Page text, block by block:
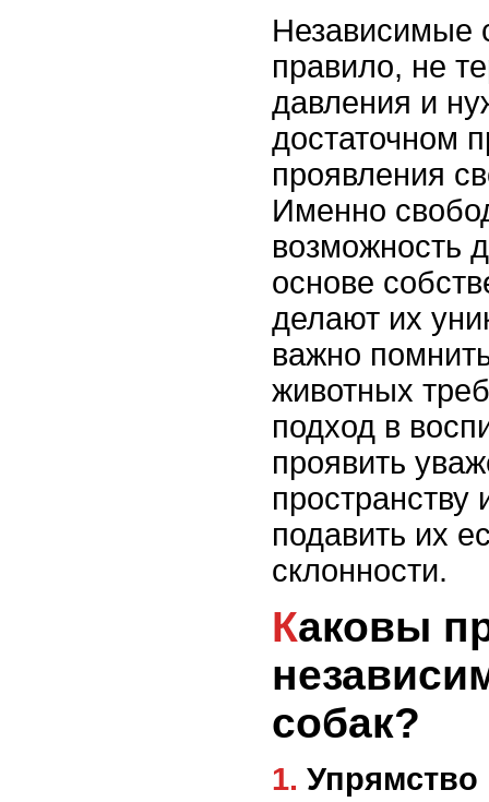
Независимые
правило, не
давления и
достаточном
проявления
Именно
возможность
основе
делают их
важно
животных
подход в
проявить
пространству
подавить их
склонности.
Каковы признаки
собак?
1. Упрямство и